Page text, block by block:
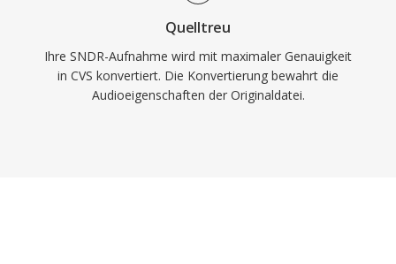
Quelltreu
Ihre SNDR-Aufnahme wird mit maximaler Genauigkeit
in CVS konvertiert. Die Konvertierung bewahrt die
Audioeigenschaften der Originaldatei.